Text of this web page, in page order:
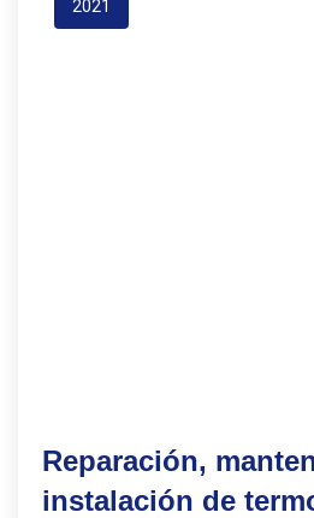
2021
Reparación,
instalación de